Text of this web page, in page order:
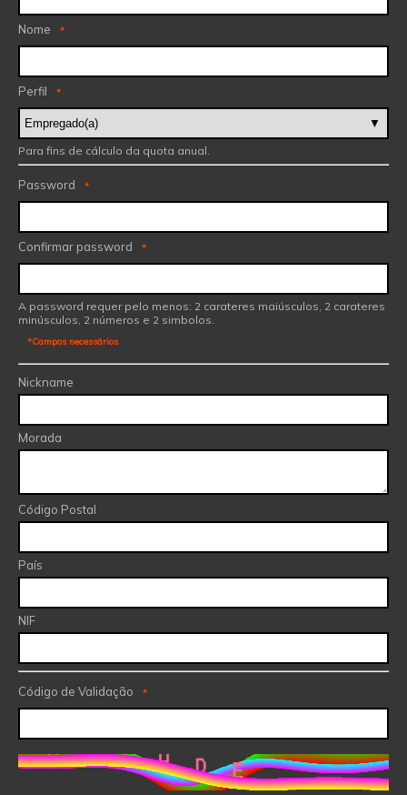
Nome *
Perfil *
Para fins de cálculo da quota anual.
Password *
Confirmar password *
A password requer pelo menos: 2 carateres maiúsculos, 2 carateres
minúsculos, 2 números e 2 simbolos.
*Campos necessários
Nickname
Morada
Código Postal
País
NIF
Código de Validação *